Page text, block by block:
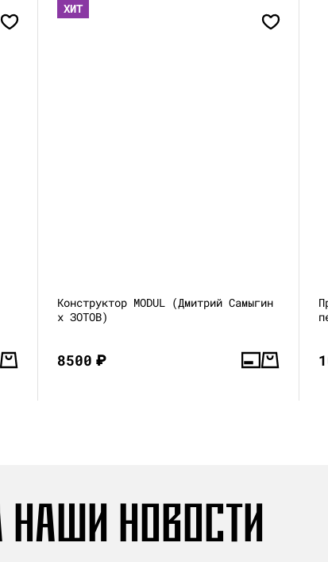
ХИТ
Конструктор MODUL (Дмитрий Самыгин
x ЗОТОВ)
8500₽
НОВОСТИ